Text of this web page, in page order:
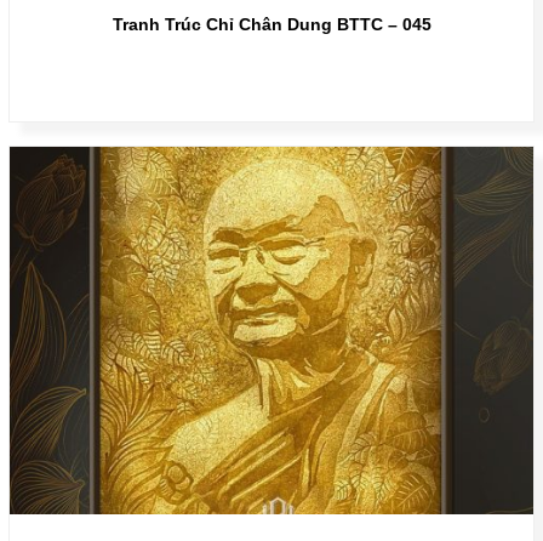
Tranh Trúc Chỉ Chân Dung BTTC – 045